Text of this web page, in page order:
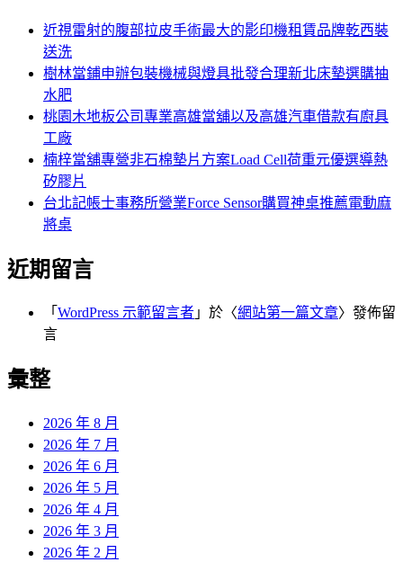
近視雷射的腹部拉皮手術最大的影印機租賃品牌乾西裝
送洗
樹林當鋪申辦包裝機械與燈具批發合理新北床墊選購抽
水肥
桃園木地板公司專業高雄當舖以及高雄汽車借款有廚具
工廠
楠梓當舖專營非石棉墊片方案Load Cell荷重元優選導熱
矽膠片
台北記帳士事務所營業Force Sensor購買神桌推薦電動麻
將桌
近期留言
「 WordPress 示範留言者 」於〈網站第一篇文章〉發佈留
言
彙整
2026 年 8 月
2026 年 7 月
2026 年 6 月
2026 年 5 月
2026 年 4 月
2026 年 3 月
2026 年 2 月